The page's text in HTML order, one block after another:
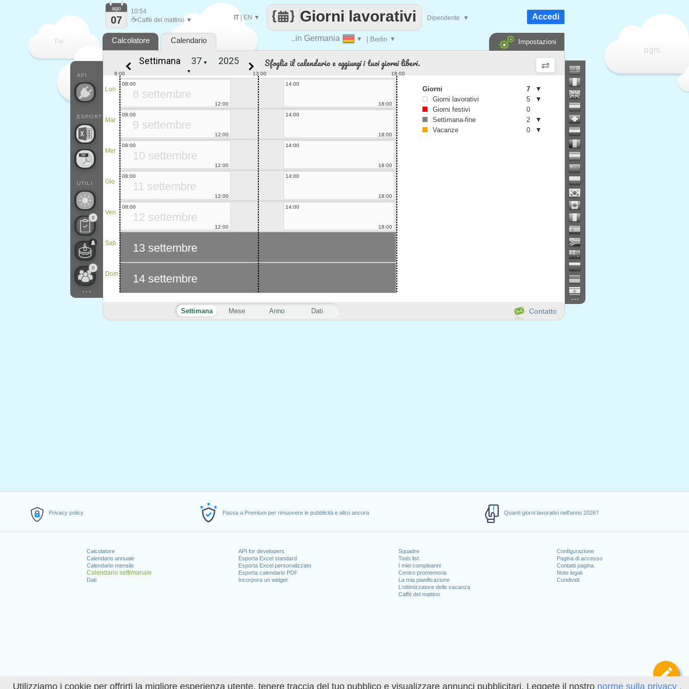
Utilizziamo i cookie per offrirti la migliore esperienza utente, tenere traccia del tuo pubblico e visualizzare annunci pubblicitari. Leggete il nostro norme sulla privacy .
Privacy policy Passa a Premium per rimuovere le pubblicità e altro ancora Quanti giorni lavorativi nell'anno 2026?
Calcolatore
Calendario annuale
Calendario mensile
Calendario settimanale
Dati
API for developers
Esporta Excel standard
Esporta Excel personalizzato
Esporta calendario PDF
Incorpora un widget
Squadre
Todo list
I miei compleanni
Centro promemoria
La mia pianificazione
L'ottimizzatore delle vacanza
Caffè del mattino
Configurazione
Pagina di accesso
Contatti pagina
Note legali
Condividi
Fai
contare
ogni
..in Germania ▼ | Berlin ▼
Giorni lavorativi
IT|EN ▼ Dipendente ▼
API
EXPORT
UTILI
0
0
...
ago
07
10:54
☕Caffè del mattino ▼ Accedi
Calcolatore Calendario Impostazioni
...
Contatto
Settimana Mese Anno Dati
Settimana
▼
▼
Sfoglia il calendario e aggiungi i tuoi giorni liberi.
Lun
Mar
Mer
Gio
Ven
Sab
Dom
13:00
8:00 18:00
8 settembre
08:00
12:00
14:00
18:00
9 settembre
08:00
12:00
14:00
18:00
10 settembre
08:00
12:00
14:00
18:00
11 settembre
08:00
12:00
14:00
18:00
12 settembre
08:00
12:00
14:00
18:00
13 settembre
14 settembre
Giorni 7
▼
Giorni lavorativi
5
▼
Giorni festivi
0
Settimana-fine
2
▼
Vacanze
0 ▼